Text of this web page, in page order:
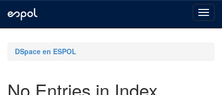
navigationDSpace en ESPOL
No Entries in Index